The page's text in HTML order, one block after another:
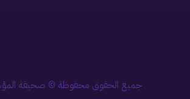
جميع الحقوق محفوظة © صحيفة المؤشر 2022